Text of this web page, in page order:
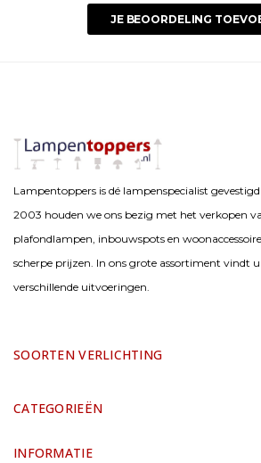
JE BEOORDELING
Lampentoppers is dé lampenspecialist
2003 houden we ons bezig met het verkopen
plafondlampen, inbouwspots en
scherpe prijzen. In ons grote assortiment vindt
verschillende uitvoeringen.
SOORTEN VERLICHTING
CATEGORIEËN
INFORMATIE